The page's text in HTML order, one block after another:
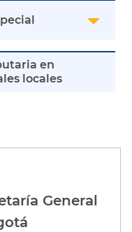
en
locales
General